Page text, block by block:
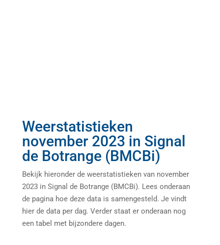
Weerstatistieken
november 2023 in Signal
de Botrange (BMCBi)
Bekijk hieronder de weerstatistieken van november
2023 in Signal de Botrange (BMCBi). Lees onderaan
de pagina hoe deze data is samengesteld. Je vindt
hier de data per dag. Verder staat er onderaan nog
een tabel met bijzondere dagen.